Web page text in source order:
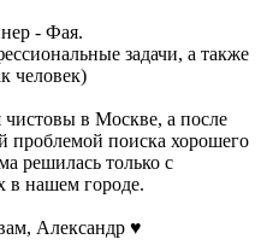
- Фая.
задачи, а также
человек)
чистовы в Москве, а после
проблемой поиска хорошего
решилась только с
в нашем городе.
Александр ♥️